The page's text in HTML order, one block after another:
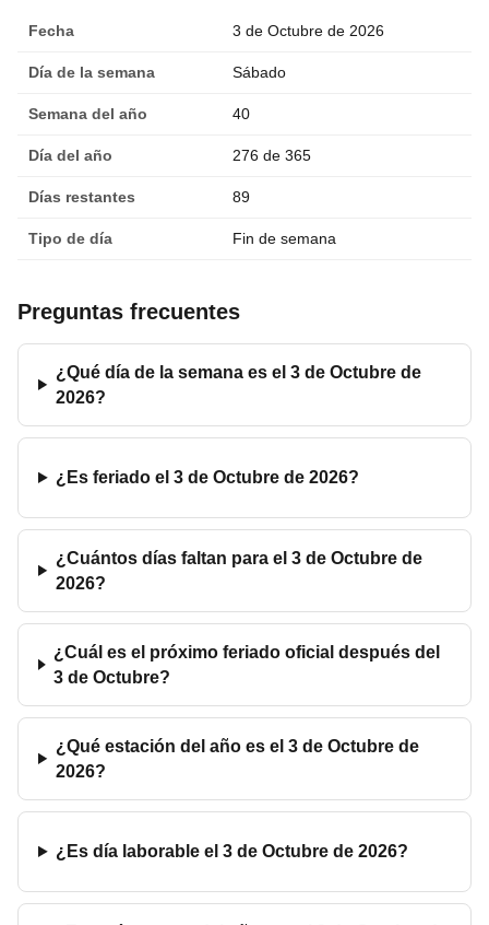
Fecha 3 de Octubre de 2026
Día de la semana Sábado
Semana del año 40
Día del año 276 de 365
Días restantes 89
Tipo de día Fin de semana
Preguntas frecuentes
¿Qué día de la semana es el 3 de Octubre de
2026?
¿Es feriado el 3 de Octubre de 2026?
¿Cuántos días faltan para el 3 de Octubre de
2026?
¿Cuál es el próximo feriado oficial después del
3 de Octubre?
¿Qué estación del año es el 3 de Octubre de
2026?
¿Es día laborable el 3 de Octubre de 2026?